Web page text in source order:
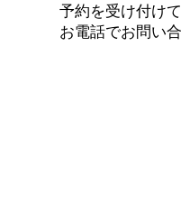
予約を受け付けて
お電話でお問い合